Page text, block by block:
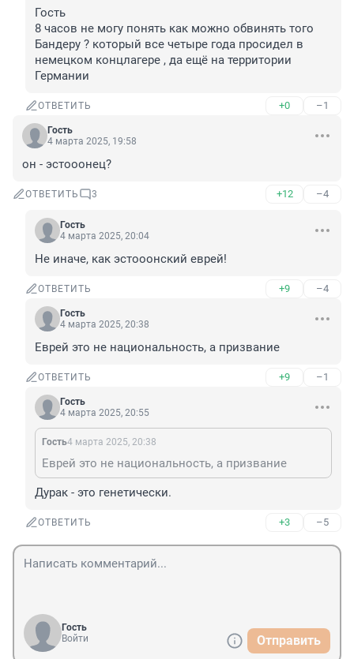
Гость
8 часов не могу понять как можно обвинять того
Бандеру ? который все четыре года просидел в
немецком концлагере , да ещё на территории
Германии
ОТВЕТИТЬ +0 –1
Гость
4 марта 2025, 19:58
он - эстооонец?
ОТВЕТИТЬ 3 +12 –4
Гость
4 марта 2025, 20:04
Не иначе, как эстооонский еврей!
ОТВЕТИТЬ +9 –4
Гость
4 марта 2025, 20:38
Еврей это не национальность, а призвание
ОТВЕТИТЬ +9 –1
Гость
4 марта 2025, 20:55
Гость4 марта 2025, 20:38
Еврей это не национальность, а призвание
Дурак - это генетически.
ОТВЕТИТЬ +3 –5
Гость
Войти
Отправить